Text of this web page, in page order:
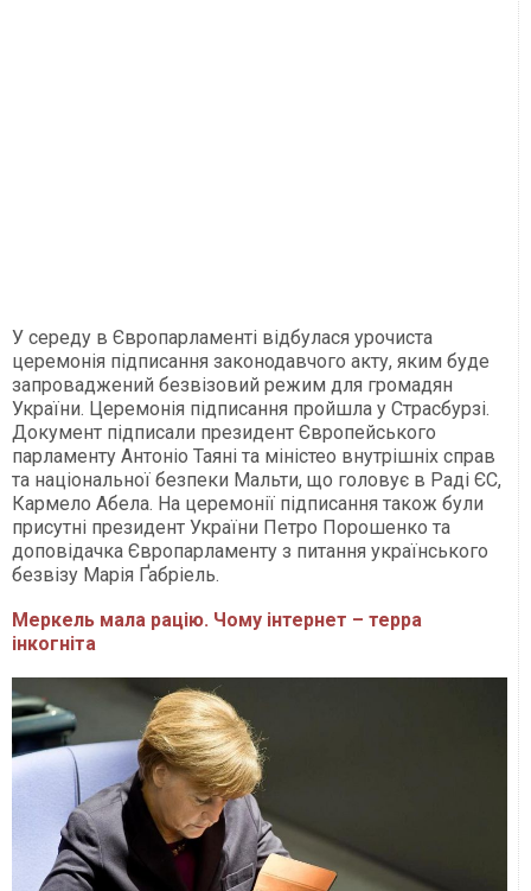
У середу в Європарламенті відбулася урочиста
церемонія підписання законодавчого акту, яким буде
запроваджений безвізовий режим для громадян
України. Церемонія підписання пройшла у Страсбурзі.
Документ підписали президент Європейського
парламенту Антоніо Таяні та міністео внутрішніх справ
та національної безпеки Мальти, що головує в Раді ЄС,
Кармело Абела. На церемонії підписання також були
присутні президент України Петро Порошенко та
доповідачка Європарламенту з питання українського
безвізу Марія Ґабріель.
Меркель мала рацію. Чому інтернет – терра
інкогніта